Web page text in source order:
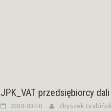
JPK_VAT przedsiębiorcy
2018-03-10 Zbyszek